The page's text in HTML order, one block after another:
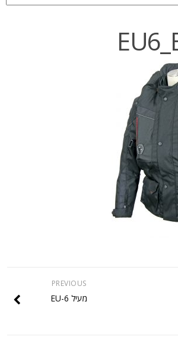
PREVIOUS
מעיל EU-6